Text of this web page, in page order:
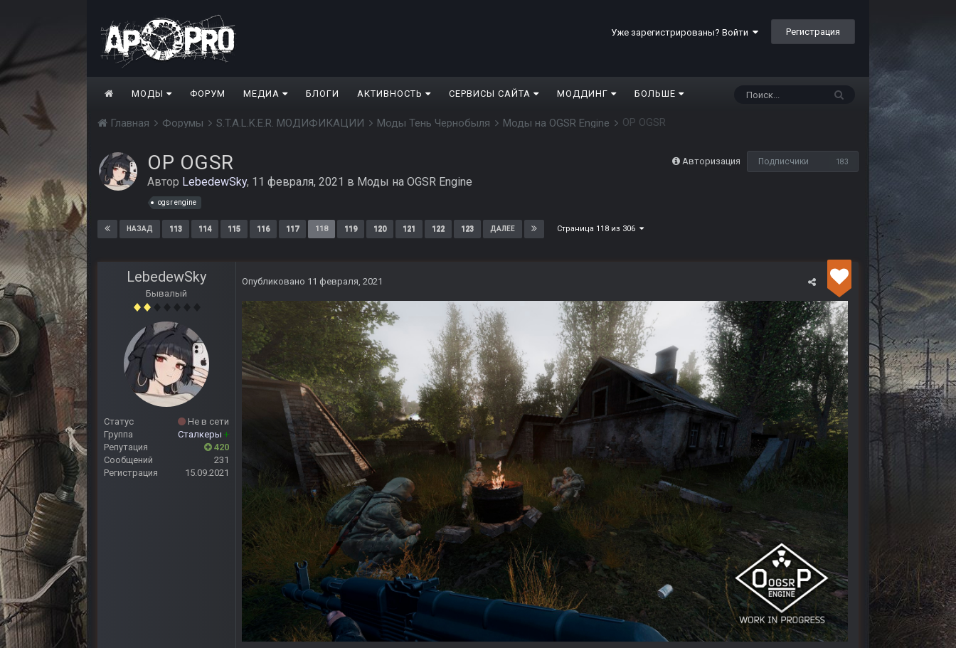
Уже зарегистрированы? Войти Регистрация
МОДЫ ФОРУМ МЕДИА БЛОГИ АКТИВНОСТЬ СЕРВИСЫ САЙТА МОДДИНГ БОЛЬШЕ
Главная Форумы S.T.A.L.K.E.R. МОДИФИКАЦИИ Моды Тень Чернобыля Моды на OGSR Engine ОP OGSR
Авторизация Подписчики 183
ОP OGSR
Автор LebedewSky, 11 февраля, 2021 в Моды на OGSR Engine
ogsr engine
НАЗАД 113 114 115 116 117 118 119 120 121 122 123 ДАЛЕЕ Страница 118 из 306
LebedewSky
Бывалый
Статус
Не в сети
Группа
Сталкеры +
Репутация
420
Сообщений
231
Регистрация
15.09.2021
Опубликовано 11 февраля, 2021